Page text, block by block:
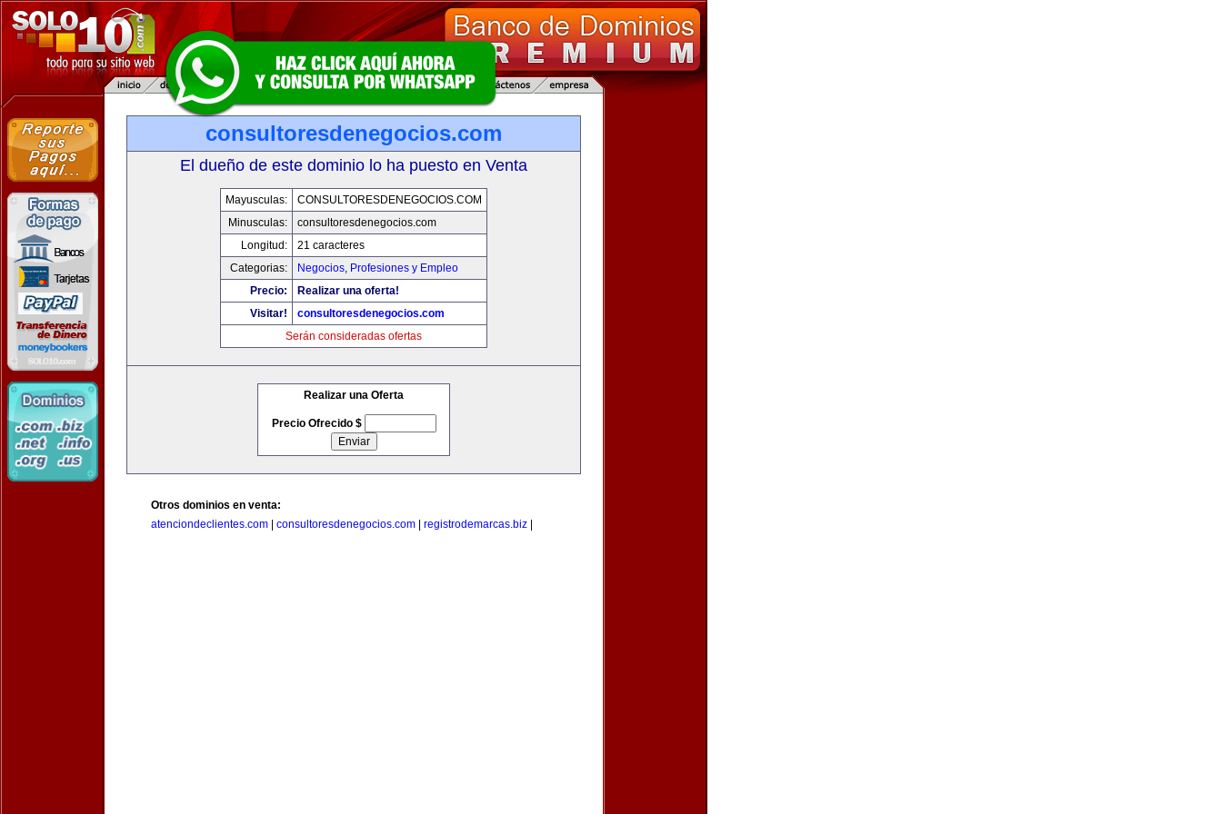
consultoresdenegocios.com
El dueño de este dominio lo ha puesto en Venta
Mayusculas:
CONSULTORESDENEGOCIOS.COM
Minusculas:
consultoresdenegocios.com
Longitud:
21 caracteres
Categorias:
Negocios, Profesiones y Empleo
Precio:
Realizar una oferta!
Visitar!
consultoresdenegocios.com
Serán consideradas ofertas
Realizar una Oferta
Precio Ofrecido $
Otros dominios en venta:
atenciondeclientes.com
consultoresdenegocios.com registrodemarcas.biz